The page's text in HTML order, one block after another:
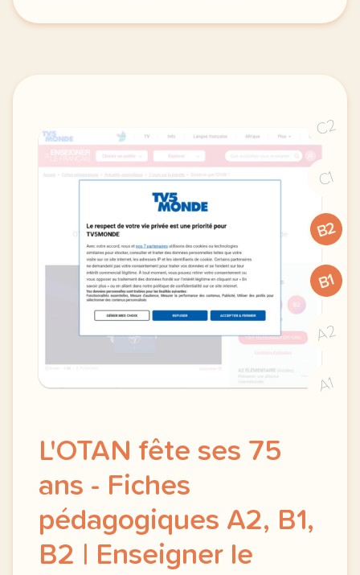
le respect de votre vie privee est une priorite
C2
C1
B2
B1
A2
A1
L'OTAN fête ses 75
ans - Fiches
pédagogiques A2, B1,
B2 | Enseigner le